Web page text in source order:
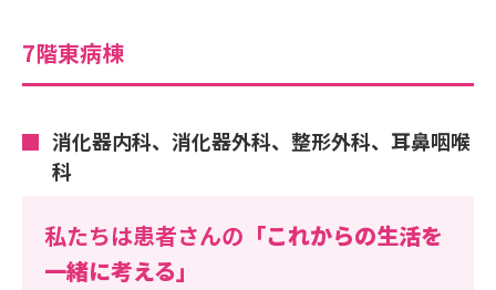
7階東病棟
消化器内科、消化器外科、整形外科、耳鼻咽喉
科
私たちは患者さんの 「これからの生活を
一緒に考える」